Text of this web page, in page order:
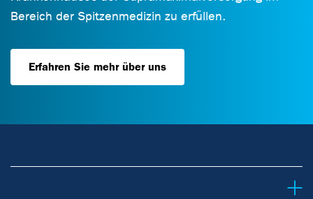
Bereich der Spitzenmedizin zu erfüllen.
Erfahren Sie mehr über uns